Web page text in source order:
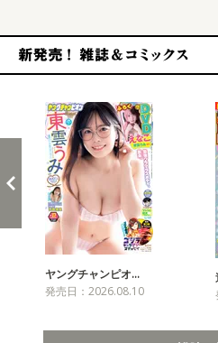
ヤングチャンピオ…
発売日：2026.08.10